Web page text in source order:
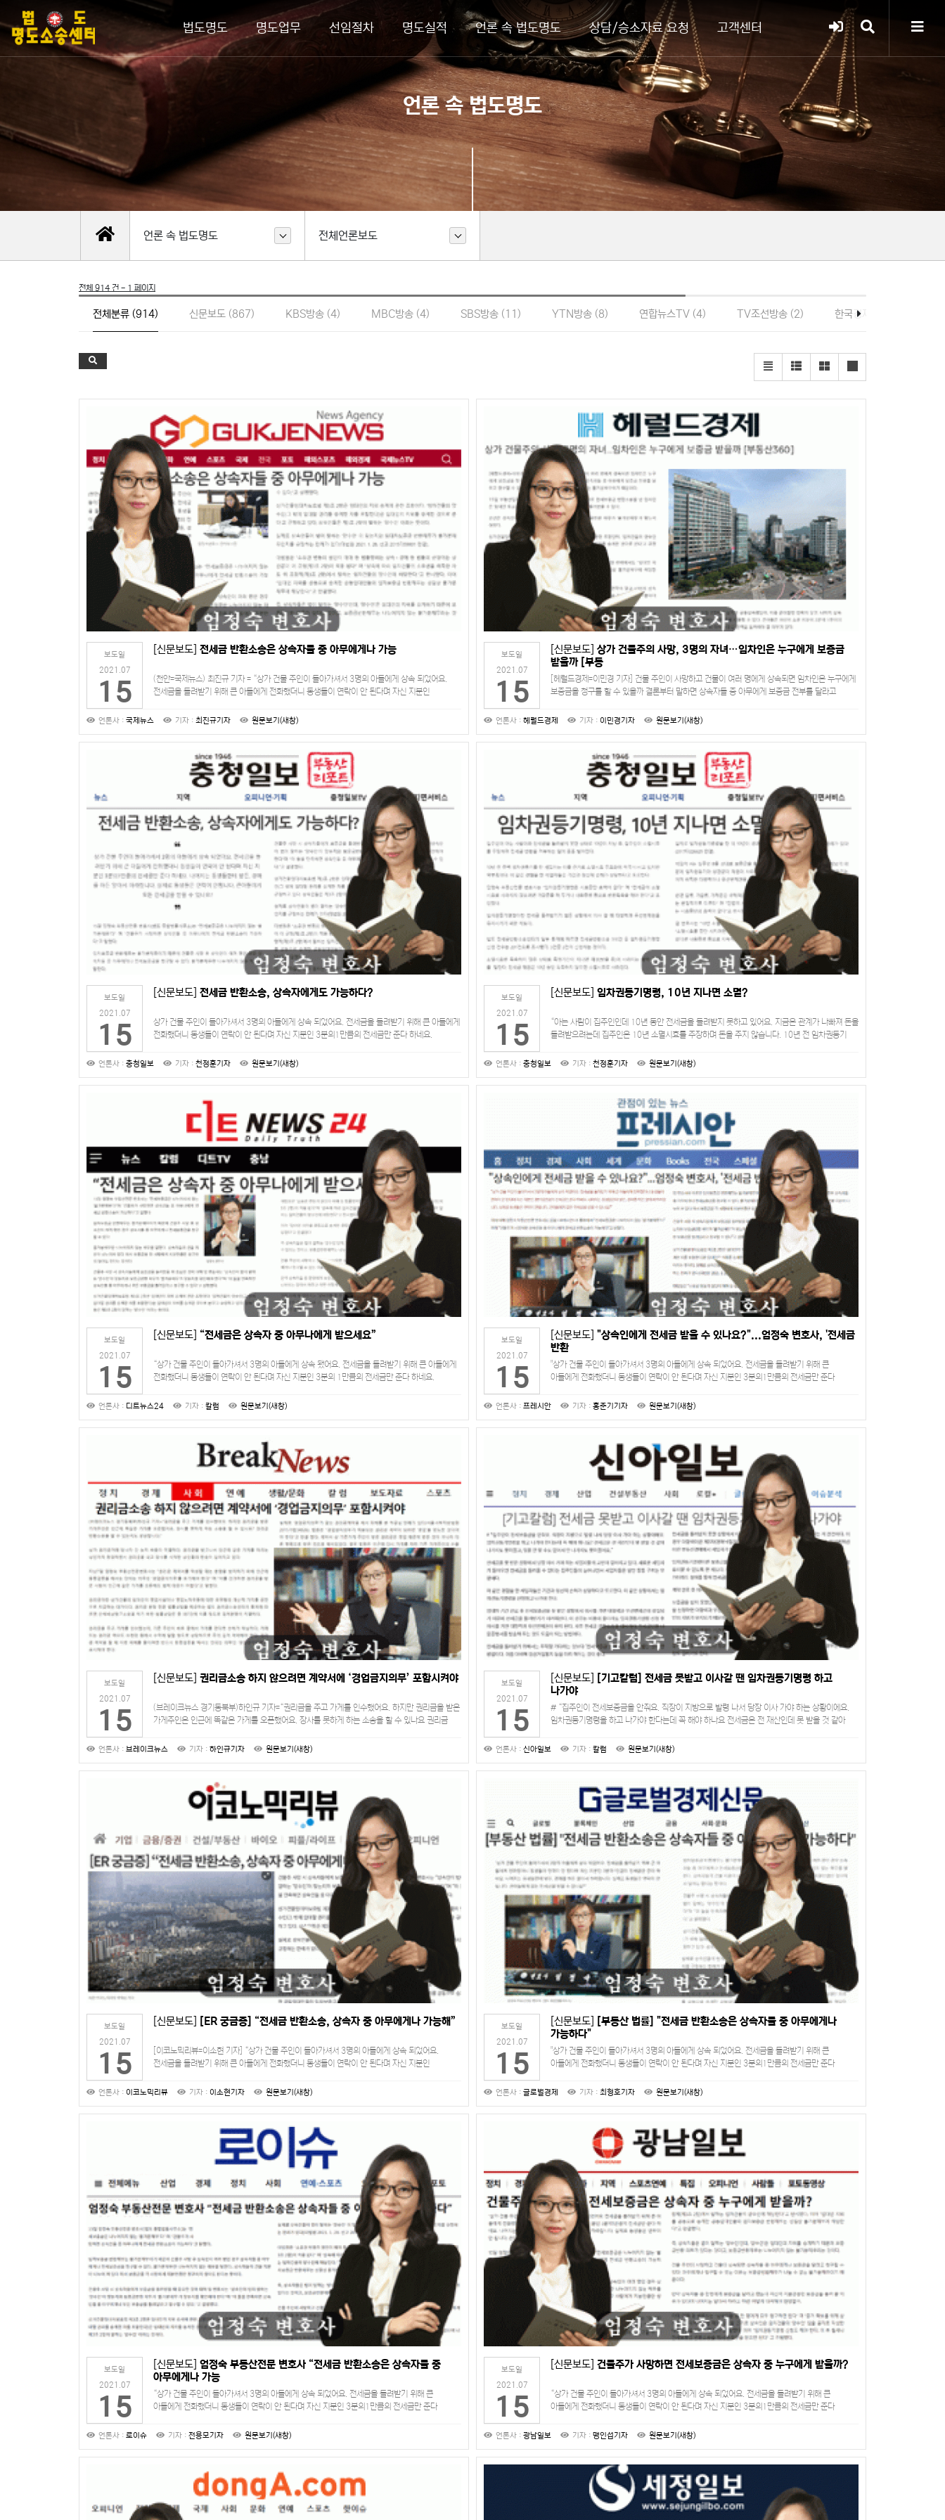
법도명도 명도업무 선임절차 명도실적 언론 속 법도명도 상담/승소자료 요청 고객센터
언론 속 법도명도
언론 속 법도명도 전체언론보도
전체 914 건 - 1 페이지
전체분류 (914) 신문보도 (867) KBS방송 (4) MBC방송 (4) SBS방송 (11) YTN방송 (8) 연합뉴스TV (4) TV조선방송 (2) 한국경제TV (12)
보도일
2021.07
15
[신문보도] 전세금 반환소송은 상속자들 중 아무에게나 가능
(천안=국제뉴스) 최진규 기자 = “상가 건물 주인이 돌아가셔서 3명의 아들에게 상속 되었어요.
전세금을 돌려받기 위해 큰 아들에게 전화했더니 동생들이 연락이 안 된다며 자신 지분인
언론사 : 국제뉴스 기자 : 최진규기자 원문보기(새창)
보도일
2021.07
15
[신문보도] 상가 건물주의 사망, 3명의 자녀…임차인은 누구에게 보증금
받을까 [부동
[헤럴드경제=이민경 기자] 건물 주인이 사망하고 건물이 여러 명에게 상속되면 임차인은 누구에게
보증금을 청구를 할 수 있을까 결론부터 말하면 상속자들 중 아무에게 보증금 전부를 달라고
언론사 : 헤럴드경제 기자 : 이민경기자 원문보기(새창)
보도일
2021.07
15
[신문보도] 전세금 반환소송, 상속자에게도 가능하다?
상가 건물 주인이 돌아가셔서 3명의 아들에게 상속 되었어요. 전세금을 돌려받기 위해 큰 아들에게
전화했더니 동생들이 연락이 안 된다며 자신 지분인 3분의1만큼의 전세금만 준다 하네요.
언론사 : 충청일보 기자 : 천정훈기자 원문보기(새창)
보도일
2021.07
15
[신문보도] 임차권등기명령, 10년 지나면 소멸?
“아는 사람이 집주인인데 10년 동안 전세금을 돌려받지 못하고 있어요. 지금은 관계가 나빠져 돈을
돌려받으려는데 집주인은 10년 소멸시효를 주장하며 돈을 주지 않습니다. 10년 전 임차권등기
언론사 : 충청일보 기자 : 천정훈기자 원문보기(새창)
보도일
2021.07
15
[신문보도] “전세금은 상속자 중 아무나에게 받으세요”
“상가 건물 주인이 돌아가셔서 3명의 아들에게 상속 됐어요. 전세금을 돌려받기 위해 큰 아들에게
전화했더니 동생들이 연락이 안 된다며 자신 지분인 3분의 1만큼의 전세금만 준다 하네요.
언론사 : 디트뉴스24 기자 : 칼럼 원문보기(새창)
보도일
2021.07
15
[신문보도] "상속인에게 전세금 받을 수 있나요?"...엄정숙 변호사, '전세금
반환
"상가 건물 주인이 돌아가셔서 3명의 아들에게 상속 되었어요. 전세금을 돌려받기 위해 큰
아들에게 전화했더니 동생들이 연락이 안 된다며 자신 지분인 3분의1만큼의 전세금만 준다
언론사 : 프레시안 기자 : 홍준기기자 원문보기(새창)
보도일
2021.07
15
[신문보도] 권리금소송 하지 않으려면 계약서에 ‘경업금지의무’ 포함시켜야
(브레이크뉴스 경기동북부)하인규 기자=“권리금을 주고 가게를 인수했어요. 하지만 권리금을 받은
가게주인은 인근에 똑같은 가게를 오픈했어요. 장사를 못하게 하는 소송을 할 수 있나요 권리금
언론사 : 브레이크뉴스 기자 : 하인규기자 원문보기(새창)
보도일
2021.07
15
[신문보도]
[기고칼럼] 전세금 못받고 이사갈 땐 임차권등기명령 하고
나가야
# “집주인이 전세보증금을 안줘요. 직장이 지방으로 발령 나서 당장 이사 가야 하는 상황이에요.
임차권등기명령을 하고 나가야 한다는데 꼭 해야 하나요 전세금은 전 재산인데 못 받을 것 같아
언론사 : 신아일보 기자 : 칼럼 원문보기(새창)
보도일
2021.07
15
[신문보도] [ER 궁금증] “전세금 반환소송, 상속자 중 아무에게나 가능해”
[이코노믹리뷰=이소현 기자] “상가 건물 주인이 돌아가셔서 3명의 아들에게 상속 되었어요.
전세금을 돌려받기 위해 큰 아들에게 전화했더니 동생들이 연락이 안 된다며 자신 지분인
언론사 : 이코노믹리뷰 기자 : 이소현기자 원문보기(새창)
보도일
2021.07
15
[신문보도]
[부동산 법률] "전세금 반환소송은 상속자들 중 아무에게나
가능하다"
"상가 건물 주인이 돌아가셔서 3명의 아들에게 상속 되었어요. 전세금을 돌려받기 위해 큰
아들에게 전화했더니 동생들이 연락이 안 된다며 자신 지분인 3분의1만큼의 전세금만 준다
언론사 : 글로벌경제 기자 : 최형호기자 원문보기(새창)
보도일
2021.07
15
[신문보도] 엄정숙 부동산전문 변호사 “전세금 반환소송은 상속자들 중
아무에게나 가능
“상가 건물 주인이 돌아가셔서 3명의 아들에게 상속 되었어요. 전세금을 돌려받기 위해 큰
아들에게 전화했더니 동생들이 연락이 안 된다며 자신 지분인 3분의1만큼의 전세금만 준다
언론사 : 로이슈 기자 : 전용모기자 원문보기(새창)
보도일
2021.07
15
[신문보도] 건물주가 사망하면 전세보증금은 상속자 중 누구에게 받을까?
“상가 건물 주인이 돌아가셔서 3명의 아들에게 상속 되었어요. 전세금을 돌려받기 위해 큰
아들에게 전화했더니 동생들이 연락이 안 된다며 자신 지분인 3분의1만큼의 전세금만 준다
언론사 : 광남일보 기자 : 맹인섭기자 원문보기(새창)